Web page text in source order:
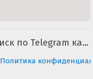
© 2026 Tgvse — каталог и поиск по Telegram каналам (неофициальный). По всем вопросам пишите на tgvse.ru@gmail.com
Политика